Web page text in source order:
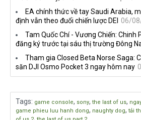
EA chính thức về tay Saudi Arabia,
định vẫn theo đuổi chiến lược DEI
06/
Tam Quốc Chí - Vương Chiến: Chinh
đăng ký trước tại sáu thị trường Đông
Tham gia Closed Beta Norse Saga:
săn DJI Osmo Pocket 3 ngay hôm nay
Tags: game console, sony, the last of us,
game phieu luu hanh dong, naughty dog, tải